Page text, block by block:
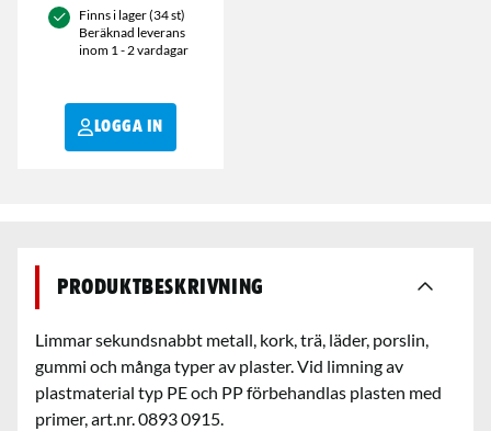
Finns i lager (34 st)
Beräknad leverans
inom 1 - 2 vardagar
LOGGA IN
Produktbeskrivning
Limmar sekundsnabbt metall, kork, trä, läder, porslin,
gummi och många typer av plaster. Vid limning av
plastmaterial typ PE och PP förbehandlas plasten med
primer, art.nr. 0893 0915.